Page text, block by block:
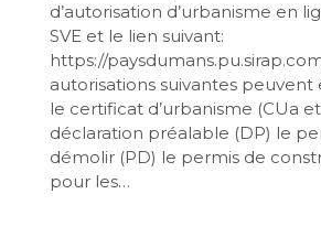
d’autorisation d’urbanisme en
SVE et le lien suivant:
https://
autorisations suivantes peuvent
le certificat d’urbanisme (CUa
déclaration préalable (DP) le
démolir (PD) le permis de
pour les…